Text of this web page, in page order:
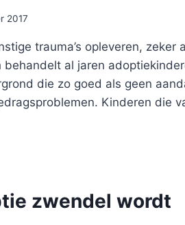
2017
trauma’s opleveren,
behandelt al jaren
die zo goed als geen
Kinderen die
zwendel wordt